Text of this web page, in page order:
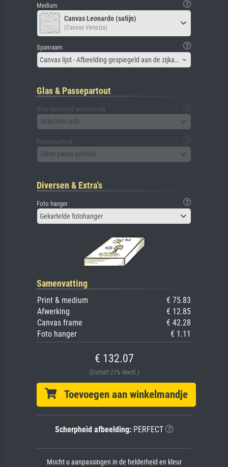
Medium
Canvas Leonardo (satijn)
(Canvas Venezia)
Spanraam
Canvas lijst - Afbeelding gespiegeld aan de zijkant
Glas & Passepartout
Glas (inclusief achterbord)
Selecteer aub
Passe-partout
Geen passe-partout
Diversen & Extra's
Foto hanger
Gekartelde fotohanger
Samenvatting
Print & medium
€ 75.83
Afwerking
€ 12.85
Canvas frame
€ 42.28
Foto hanger
€ 1.11
€ 132.07
(Enthält 21% MwSt.)
Toevoegen aan winkelmandje
Scherpheid afbeelding:PERFECT
Mocht u aanpassingen in de helderheid en kleur